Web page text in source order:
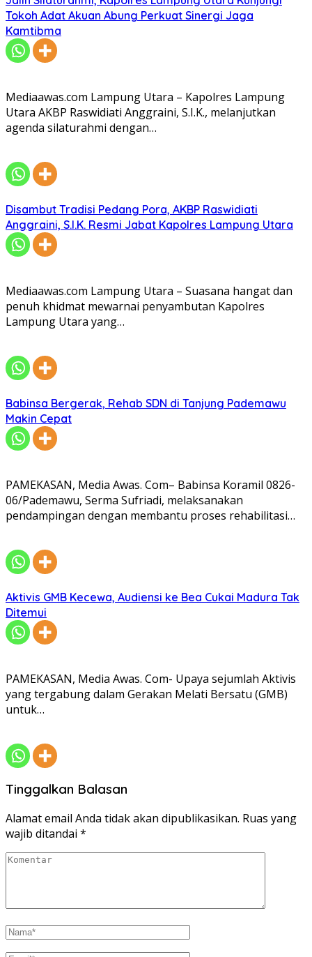
Tokoh Adat Akuan Abung Perkuat Sinergi Jaga
Kamtibma
Mediaawas.com Lampung Utara – Kapolres Lampung
Utara AKBP Raswidiati Anggraini, S.I.K., melanjutkan
agenda silaturahmi dengan…
Disambut Tradisi Pedang Pora, AKBP Raswidiati
Anggraini, S.I.K. Resmi Jabat Kapolres Lampung Utara
Mediaawas.com Lampung Utara – Suasana hangat dan
penuh khidmat mewarnai penyambutan Kapolres
Lampung Utara yang…
Babinsa Bergerak, Rehab SDN di Tanjung Pademawu
Makin Cepat
PAMEKASAN, Media Awas. Com– Babinsa Koramil 0826-
06/Pademawu, Serma Sufriadi, melaksanakan
pendampingan dengan membantu proses rehabilitasi…
Aktivis GMB Kecewa, Audiensi ke Bea Cukai Madura Tak
Ditemui
PAMEKASAN, Media Awas. Com- Upaya sejumlah Aktivis
yang tergabung dalam Gerakan Melati Bersatu (GMB)
untuk…
Tinggalkan Balasan
Alamat email Anda tidak akan dipublikasikan. Ruas yang
wajib ditandai *